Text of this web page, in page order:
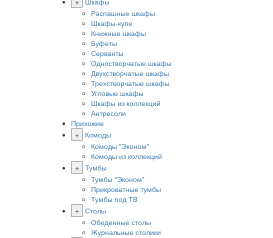
Распашные шкафы
Шкафы-купе
Книжные шкафы
Буфеты
Серванты
Одностворчатые шкафы
Двухстворчатые шкафы
Трехстворчатые шкафы
Угловые шкафы
Шкафы из коллекций
Антресоли
Прихожие
+
Комоды
Комоды "Эконом"
Комоды из коллекций
+ Тумбы
Тумбы "Эконом"
Прикроватные тумбы
Тумбы под ТВ
+ Столы
Обеденные столы
Журнальные столики